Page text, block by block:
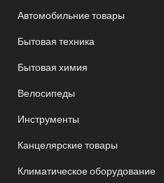
Автомобильние товары
Бытовая техника
Бытовая химия
Велосипеды
Инструменты
Канцелярские товары
Климатическое оборудование